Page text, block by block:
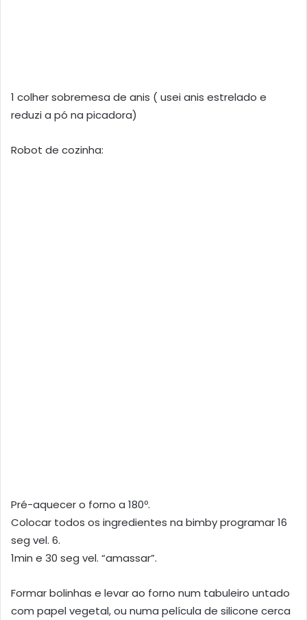
1 colher sobremesa de anis ( usei anis estrelado e
reduzi a pó na picadora)
Robot de cozinha:
Pré-aquecer o forno a 180º.
Colocar todos os ingredientes na bimby programar 16
seg vel. 6.
1min e 30 seg vel. “amassar”.
Formar bolinhas e levar ao forno num tabuleiro untado
com papel vegetal, ou numa película de silicone cerca